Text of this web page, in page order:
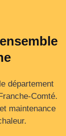
département
maintenance